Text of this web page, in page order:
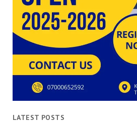
LATEST POSTS